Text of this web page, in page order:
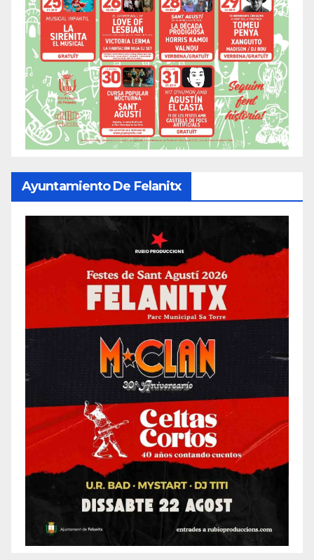
Ayuntamiento De Felanitx